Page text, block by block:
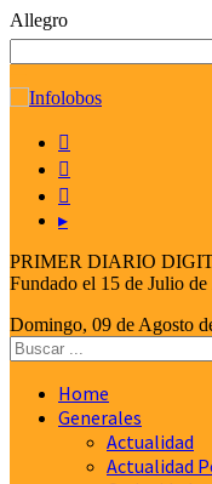
Allegro



▸
PRIMER DIARIO
Fundado el 15 de Julio de
Domingo, 09 de Agosto
Home
Generales
Actualidad
Actualidad